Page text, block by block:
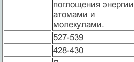
поглощения энергии
атомами и
молекулами.
527-539
428-430